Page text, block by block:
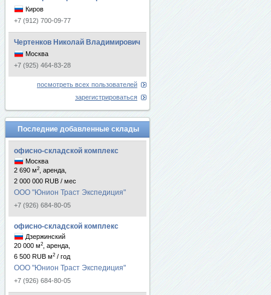
Киров
+7 (912) 700-09-77
Чертенков Николай Владимирович
Москва
+7 (925) 464-83-28
посмотреть всех пользователей
зарегистрироваться
Последние добавленные склады
офисно-складской комплекс
Москва
2 690 м2
, аренда,
2 000 000 RUB / мес
ООО "Юнион Траст Экспедиция"
+7 (926) 684-80-05
офисно-складской комплекс
Дзержинский
20 000 м2
, аренда,
6 500 RUB м2 / год
ООО "Юнион Траст Экспедиция"
+7 (926) 684-80-05